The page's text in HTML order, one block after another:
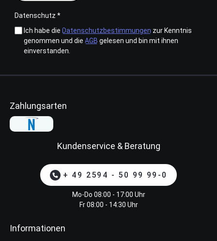
Datenschutz *
Ich habe die Datenschutzbestimmungen zur Kenntnis
genommen und die AGB gelesen und bin mit ihnen
einverstanden.
Zahlungsarten
Kundenservice & Beratung
+ 49 2594 - 50 99 99-0
Mo-Do 08:00 - 17:00 Uhr
Fr 08:00 - 14:30 Uhr
Informationen